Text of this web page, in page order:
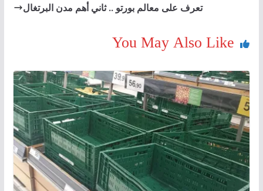
تعرف على معالم بورتو .. ثاني أهم مدن البرتغال
You May Also Like